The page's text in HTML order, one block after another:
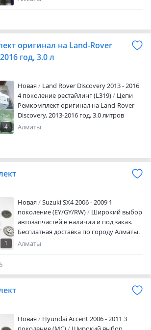
точно Вам подойдет! Быстрая доставка.
Отправляем в регионы по РК и РФ! Без
потери денег! Удобная оплата. Оптовая
склад запчастей в наличии абсолютно
все и на заказ; Информацию по
автозапчастям Вы можете получить у
нашего менеджера. Магазин запчастей
находится в Алматы! Внимание на
оригинал на Land-Rover
год, 3.0 л
4
Новая
Land Rover Discovery 2013 - 2016
4 поколение рестайлинг (L319)
Цепи
Ремкомплект оригинал на Land-Rover
Discovery, 2013-2016 год, 3.0 литров
компрессор
Алматы
1
Новая
Suzuki SX4 2006 - 2009 1
поколение (EY/GY/RW)
Широкий выбор
автозапчастей в наличии и под заказ.
Бесплатная доставка по городу Алматы.
Отправка в любые регионы Казахстана
кредит и рассрочка. Наличие,
совместимость и актуальную стоимость
профессиональная установка
Алматы
Новая
Hyundai Accent 2006 - 2011 3